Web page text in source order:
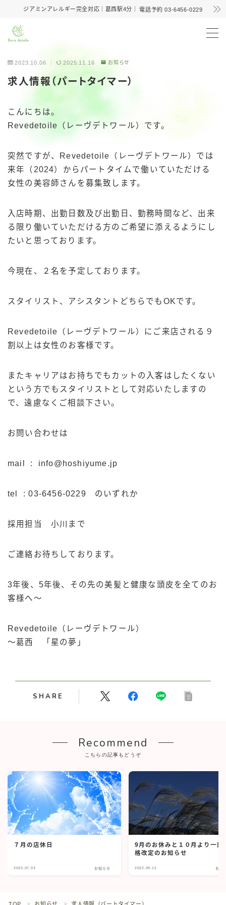
ジアミンアレルギー完全対応｜葛西駅4分｜ 電話予約 03-6456-0229
MENU
育毛・頭皮改善
WEB予約
電話予約
03-6456-0229
2023.10.06 2025.11.16 お知らせ
求人情報（パートタイマー）
こんにちは。
Revedetoile（レーヴデトワール）です。
突然ですが、Revedetoile（レーヴデトワール）では
来年（2024）からパートタイムで働いていただける
女性の美容師さんを募集致します。
入店時期、出勤日数及び出勤日、勤務時間など、出来
る限り働いていただける方のご希望に添えるようにし
たいと思っております。
今現在、２名を予定しております。
スタイリスト、アシスタントどちらでもOKです。
Revedetoile（レーヴデトワール）にご来店される９
割以上は女性のお客様です。
またキャリアはお持ちでもカットの入客はしたくない
という方でもスタイリストとして対応いたしますの
で、遠慮なくご相談下さい。
お問い合わせは
mail : info@hoshiyume.jp
tel : 03-6456-0229 のいずれか
採用担当 小川まで
ご連絡お待ちしております。
3年後、5年後、その先の美髪と健康な頭皮を全てのお
客様へ～
Revedetoile（レーヴデトワール）
～葛西 「星の夢」
SHARE
Recommend
こちらの記事もどうぞ
７月の店休日
2025.07.03 お知らせ
9月のお休みと１０月より一部
格改定のお知らせ
2022.09.12 お知
＞ ＞